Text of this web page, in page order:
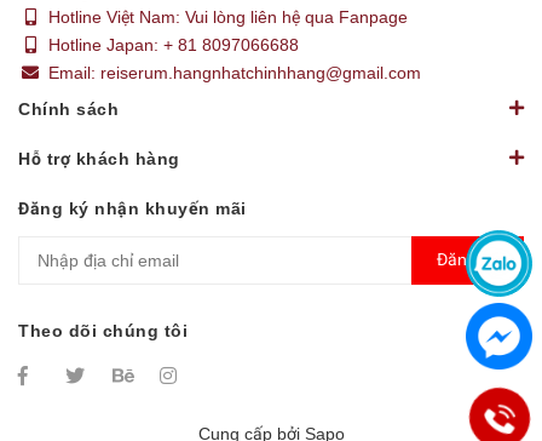
Hotline Việt Nam: Vui lòng liên hệ qua Fanpage
Hotline Japan: + 81 8097066688
Email: reiserum.hangnhatchinhhang@gmail.com
Chính sách
Hỗ trợ khách hàng
Đăng ký nhận khuyến mãi
Đăng ký
Theo dõi chúng tôi
Cung cấp bởi Sapo